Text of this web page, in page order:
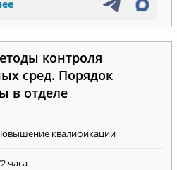
контроля
сред. Порядок
в отделе
квалификации
часа